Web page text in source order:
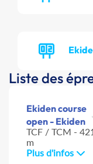
Liste des
Ekiden course
open - Ekiden
TCF / TCM -
m
Plus d'infos